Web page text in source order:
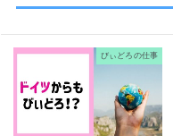
びぃどろの仕事